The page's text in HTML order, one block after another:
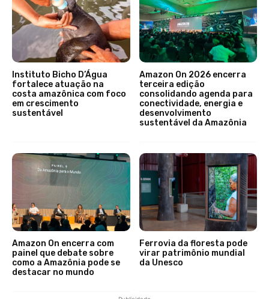
Instituto Bicho D’Água
fortalece atuação na
costa amazônica com foco
em crescimento
sustentável
Amazon On 2026 encerra
terceira edição
consolidando agenda para
conectividade, energia e
desenvolvimento
sustentável da Amazônia
Amazon On encerra com
painel que debate sobre
como a Amazônia pode se
destacar no mundo
Ferrovia da floresta pode
virar patrimônio mundial
da Unesco